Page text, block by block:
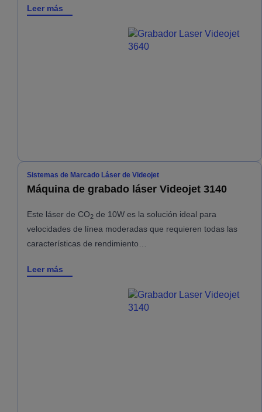
Leer más
Sistemas de Marcado Láser de Videojet
Máquina de grabado láser Videojet 3140
Este láser de CO2 de 10W es la solución ideal para
velocidades de línea moderadas que requieren todas las
características de rendimiento…
Leer más